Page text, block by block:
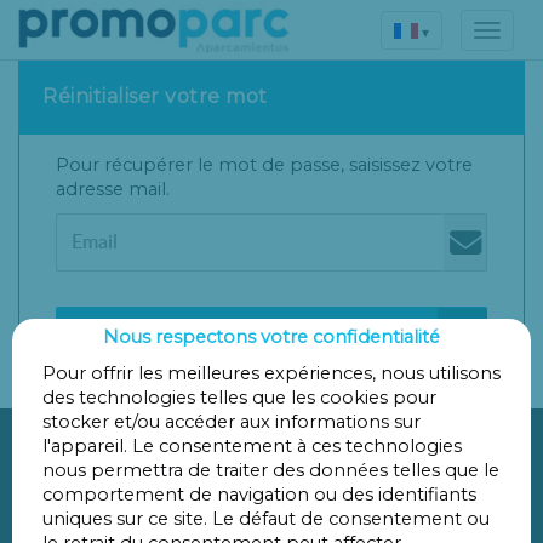
▾
Réinitialiser votre mot
Pour récupérer le mot de passe, saisissez votre
adresse mail.
Envoyer lien

Nous respectons votre confidentialité
Pour offrir les meilleures expériences, nous utilisons
des technologies telles que les cookies pour
stocker et/ou accéder aux informations sur
l'appareil. Le consentement à ces technologies
nous permettra de traiter des données telles que le
comportement de navigation ou des identifiants
uniques sur ce site. Le défaut de consentement ou